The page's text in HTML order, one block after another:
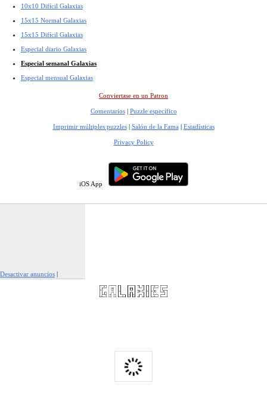
10x10 Difícil Galaxias
15x15 Normal Galaxias
15x15 Difícil Galaxias
Especial diario Galaxias
Especial semanal Galaxias
Especial mensual Galaxias
Conviertase en un Patron
Comentarios| Puzzle específico
Imprimir múltiples puzzles| Salón de la Fama | Estadísticas
Privacy Policy
iOS App
Desactivar anuncios |